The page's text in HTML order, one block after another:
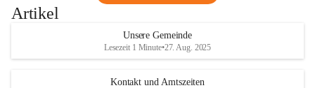
Artikel
Unsere Gemeinde
Lesezeit 1 Minute•27. Aug. 2025
Kontakt und Amtszeiten